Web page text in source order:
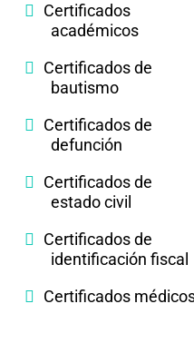
Certificados
académicos
Certificados de
bautismo
Certificados de
defunción
Certificados de
estado civil
Certificados de
identificación fiscal
Certificados